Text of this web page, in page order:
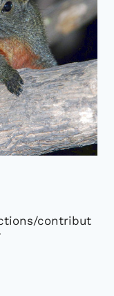
contribut